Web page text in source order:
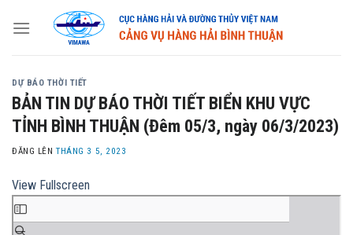
DỰ BÁO THỜI TIẾT
BẢN TIN DỰ BÁO THỜI TIẾT BIỂN KHU VỰC
TỈNH BÌNH THUẬN (Đêm 05/3, ngày 06/3/2023)
ĐĂNG LÊNTHÁNG 3 5, 2023
View Fullscreen